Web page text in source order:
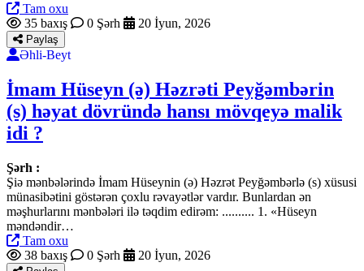
Tam oxu
35 baxış
0 Şərh 20 İyun, 2026
Paylaş
Əhli-Beyt
İmam Hüseyn (ə) Həzrəti Peyğəmbərin
(s) həyat dövründə hansı mövqeyə malik
idi ?
Şərh :
Şiə mənbələrində İmam Hüseynin (ə) Həzrət Peyğəmbərlə (s) xüsusi
münasibətini göstərən çoxlu rəvayətlər vardır. Bunlardan ən
məşhurlarını mənbələri ilə təqdim edirəm: .......... 1. «Hüseyn
məndəndir…
Tam oxu
38 baxış
0 Şərh 20 İyun, 2026